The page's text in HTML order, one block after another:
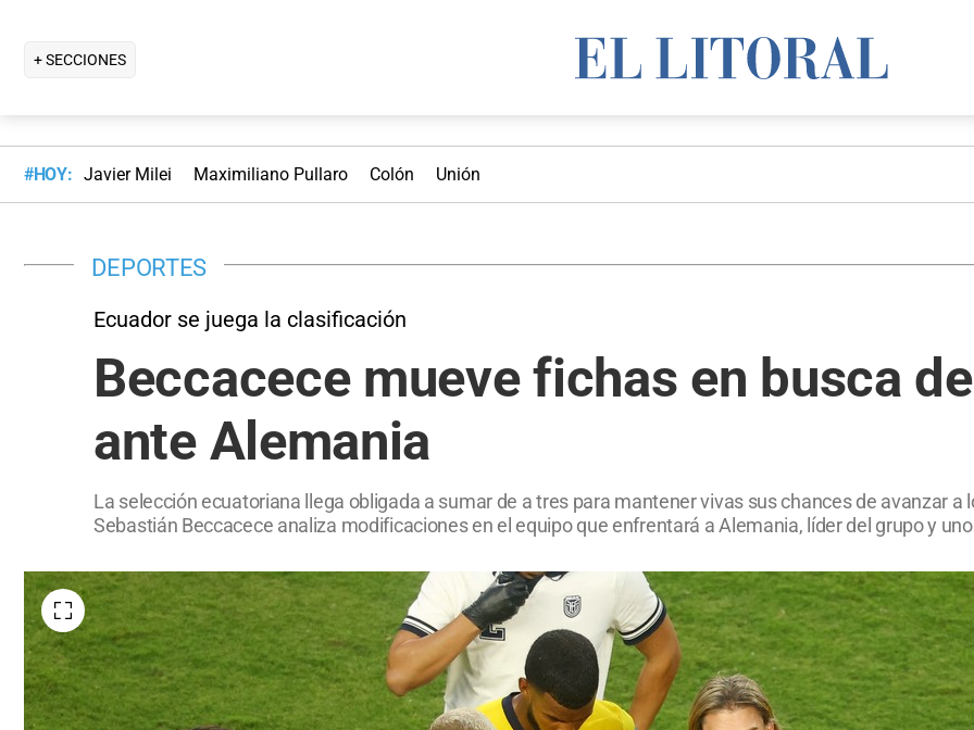
+ SECCIONES
#HOY: Javier Milei Maximiliano Pullaro Colón Unión
DEPORTES
Ecuador se juega la clasificación
Beccacece mueve fichas en busca
ante Alemania
La selección ecuatoriana llega obligada a sumar de a tres para mantener vivas sus chances de avanzar
Sebastián Beccacece analiza modificaciones en el equipo que enfrentará a Alemania, líder del grupo y